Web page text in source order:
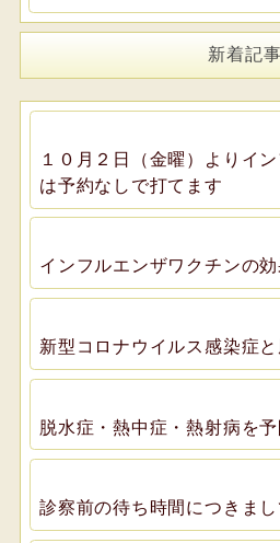
新着記事
１０月２日（金曜）よりイ
は予約なしで打てます
インフルエンザワクチンの
新型コロナウイルス感染症
脱水症・熱中症・熱射病を
診察前の待ち時間につきまし